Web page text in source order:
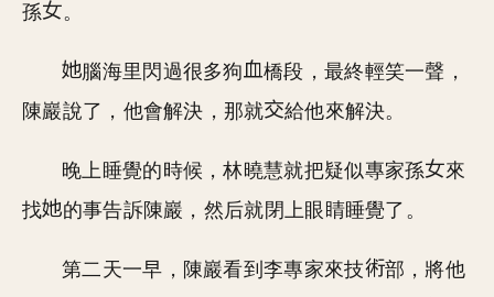
孫
。
腦海里閃過很多狗
橋段，最終輕笑一聲，
陳巖說了，他會解決，那就
給他來解決。
晚上睡覺的時候，林曉慧就把疑似專家孫
來
找
的事告訴陳巖，然后就閉上眼睛睡覺了。
第二天一早，陳巖看到李專家來技
部，將他